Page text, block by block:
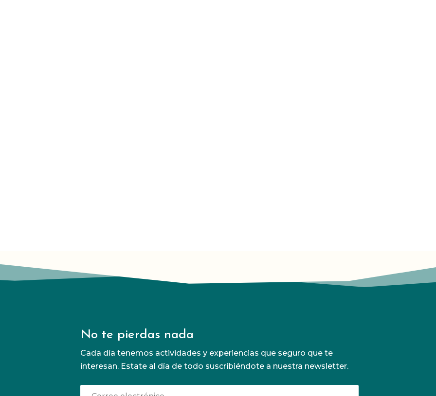
No te pierdas nada
Cada día tenemos actividades y experiencias que seguro que te
interesan. Estate al día de todo suscribiéndote a nuestra newsletter.